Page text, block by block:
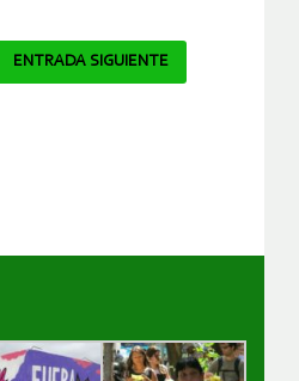
ENTRADA SIGUIENTE